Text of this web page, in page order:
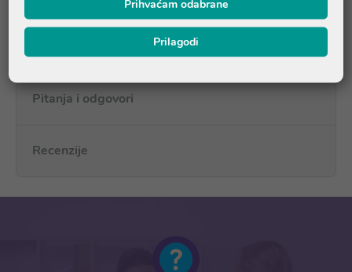
Pitanja i odgovori
Recenzije
Prihvaćam odabrane
Prilagodi